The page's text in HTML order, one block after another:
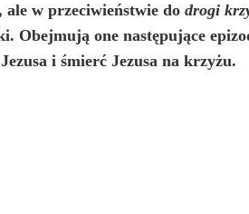
ale w przeciwieństwie dodrogi
Obejmują one następujące
i śmierć Jezusa na krzyżu.